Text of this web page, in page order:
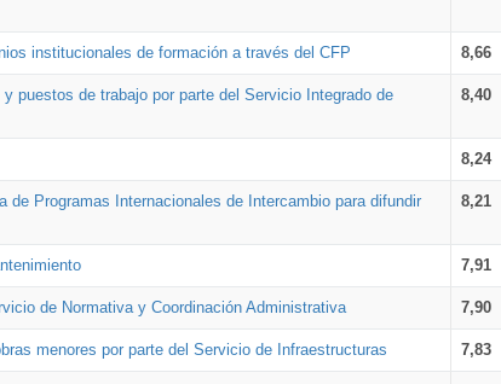
institucionales de formación a través del CFP 8,66
puestos de trabajo por parte del Servicio Integrado de
8,40
8,24
de Programas Internacionales de Intercambio para difundir
8,21
7,91
de Normativa y Coordinación Administrativa 7,90
menores por parte del Servicio de Infraestructuras 7,83